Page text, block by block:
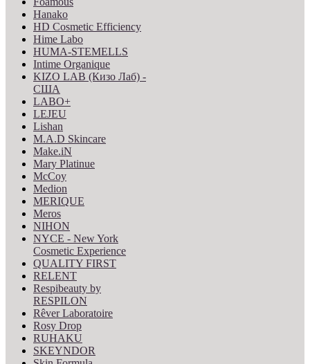
Hanako
HD Cosmetic Efficiency
Hime Labo
HUMA-STEMELLS
Intime Organique
KIZO LAB (Кизо Лаб) -
США
LABO+
LEJEU
Lishan
M.A.D Skincare
Make.iN
Mary Platinue
McCoy
Medion
MERIQUE
Meros
NIHON
NYCE - New York
Cosmetic Experience
QUALITY FIRST
RELENT
Respibeauty by
RESPILON
Rêver Laboratoire
Rosy Drop
RUHAKU
SKEYNDOR